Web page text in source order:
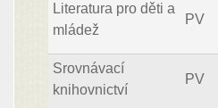
Literatura pro děti a
mládež
PV
Srovnávací
knihovnictví
PV